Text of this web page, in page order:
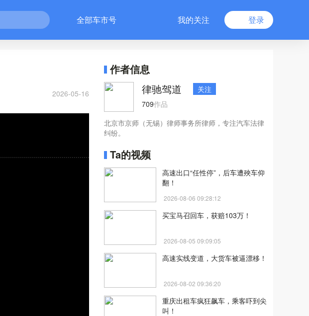
全部车市号 我的关注 登录
2026-05-16
作者信息
律驰驾道
关注
709作品
北京市京师（无锡）律师事务所律师，专注汽车法律
纠纷。
Ta的视频
高速出口“任性停”，后车遭殃车仰
翻！
2026-08-06 09:28:12
买宝马召回车，获赔103万！
2026-08-05 09:09:05
高速实线变道，大货车被逼漂移！
2026-08-02 09:36:20
重庆出租车疯狂飙车，乘客吓到尖
叫！